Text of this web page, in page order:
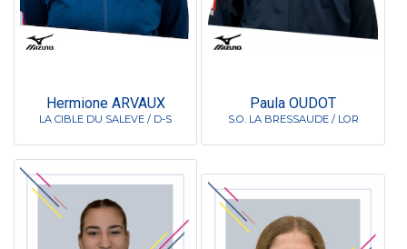
Hermione ARVAUX
LA CIBLE DU SALEVE / D-S
Paula OUDOT
S.O. LA BRESSAUDE / LOR